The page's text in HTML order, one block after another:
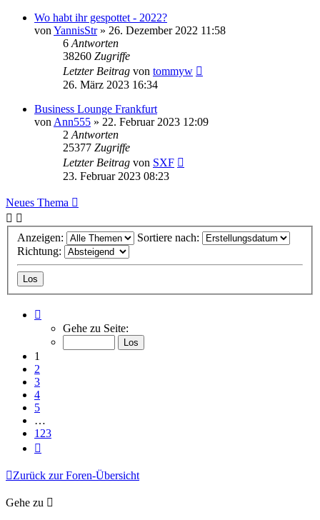
Wo habt ihr gespottet - 2022?
von YannisStr» 26. Dezember 2022 11:58
6 Antworten
38260 Zugriffe
Letzter Beitrag von tommyw
26. März 2023 16:34
Business Lounge Frankfurt
von Ann555 » 22. Februar 2023 12:09
2 Antworten
25377 Zugriffe
Letzter Beitrag von SXF
23. Februar 2023 08:23
Neues Thema
Anzeigen:
Sortiere nach:
Richtung:
von
Gehe zu Seite:
1
2
3
4
5
…
123
Zurück zur Foren-Übersicht
Gehe zu